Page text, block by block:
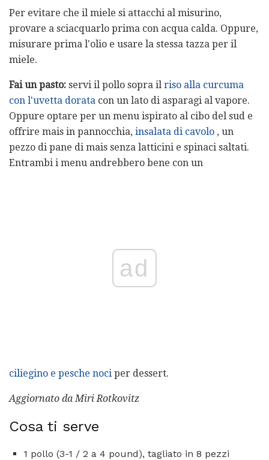
Per evitare che il miele si attacchi al misurino,
provare a sciacquarlo prima con acqua calda. Oppure,
misurare prima l'olio e usare la stessa tazza per il
miele.
Fai un pasto: servi il pollo sopra il riso alla curcuma
con l'uvetta dorata con un lato di asparagi al vapore.
Oppure optare per un menu ispirato al cibo del sud e
offrire mais in pannocchia, insalata di cavolo , un
pezzo di pane di mais senza latticini e spinaci saltati.
Entrambi i menu andrebbero bene con un
ad
ciliegino e pesche noci per dessert.
Aggiornato da Miri Rotkovitz
Cosa ti serve
1 pollo (3-1 / 2 a 4 pound), tagliato in 8 pezzi